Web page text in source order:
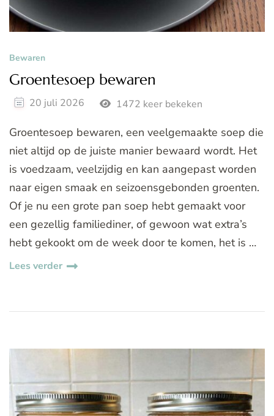
Bewaren
Groentesoep bewaren
20 juli 2026 1472 keer bekeken
Groentesoep bewaren, een veelgemaakte soep die
niet altijd op de juiste manier bewaard wordt. Het
is voedzaam, veelzijdig en kan aangepast worden
naar eigen smaak en seizoensgebonden groenten.
Of je nu een grote pan soep hebt gemaakt voor
een gezellig familiediner, of gewoon wat extra’s
hebt gekookt om de week door te komen, het is …
Lees verder